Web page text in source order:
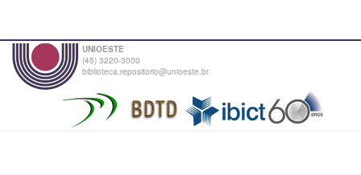
UNIOESTE
(45) 3220-3000
biblioteca.repositorio@unioeste.br